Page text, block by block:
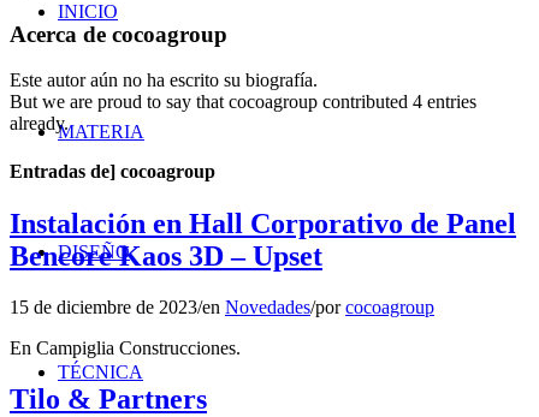
INICIO
MATERIA
DISEÑO
TÉCNICA
Acerca de cocoagroup
Este autor aún no ha escrito su biografía.
But we are proud to say thatcocoagroup contributed 4 entries
already.
Entradas de] cocoagroup
Instalación en Hall Corporativo de Panel
Bencore Kaos 3D – Upset
15 de diciembre de 2023/en Novedades/porcocoagroup
En Campiglia Construcciones.
Tilo & Partners